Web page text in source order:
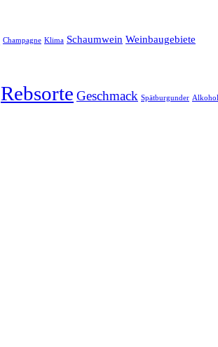
Champagne Klima Schaumwein Weinbaugebiete
Rebsorte Geschmack Spätburgunder Alkohol